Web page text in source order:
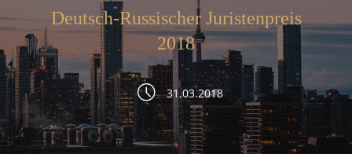
Deutsch-Russischer Juristenpreis
2018
31.03.2018